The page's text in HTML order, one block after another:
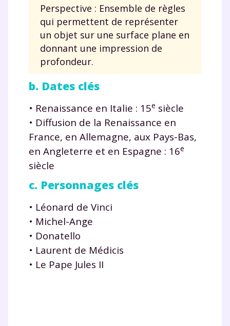
Perspective : Ensemble de règles
qui permettent de représenter
un objet sur une surface plane en
donnant une impression de
profondeur.
b. Dates clés
• Renaissance en Italie : 15e siècle
• Diffusion de la Renaissance en
France, en Allemagne, aux Pays-Bas,
en Angleterre et en Espagne : 16e
siècle
c. Personnages clés
• Léonard de Vinci
• Michel-Ange
• Donatello
• Laurent de Médicis
• Le Pape Jules II
et de réussir votre
année scolaire ?
Testez gratuitement
pendant 24h notre
plateforme de soutien
scolaire !
Fiches de cours et vidéos
corrigés,podcasts de révisions
suivre les progrès
Tout le programme scolaire du CP à
la Terminale
Des profs expérimentés disponibles
à la demande par tchat, audio ou
vidéo